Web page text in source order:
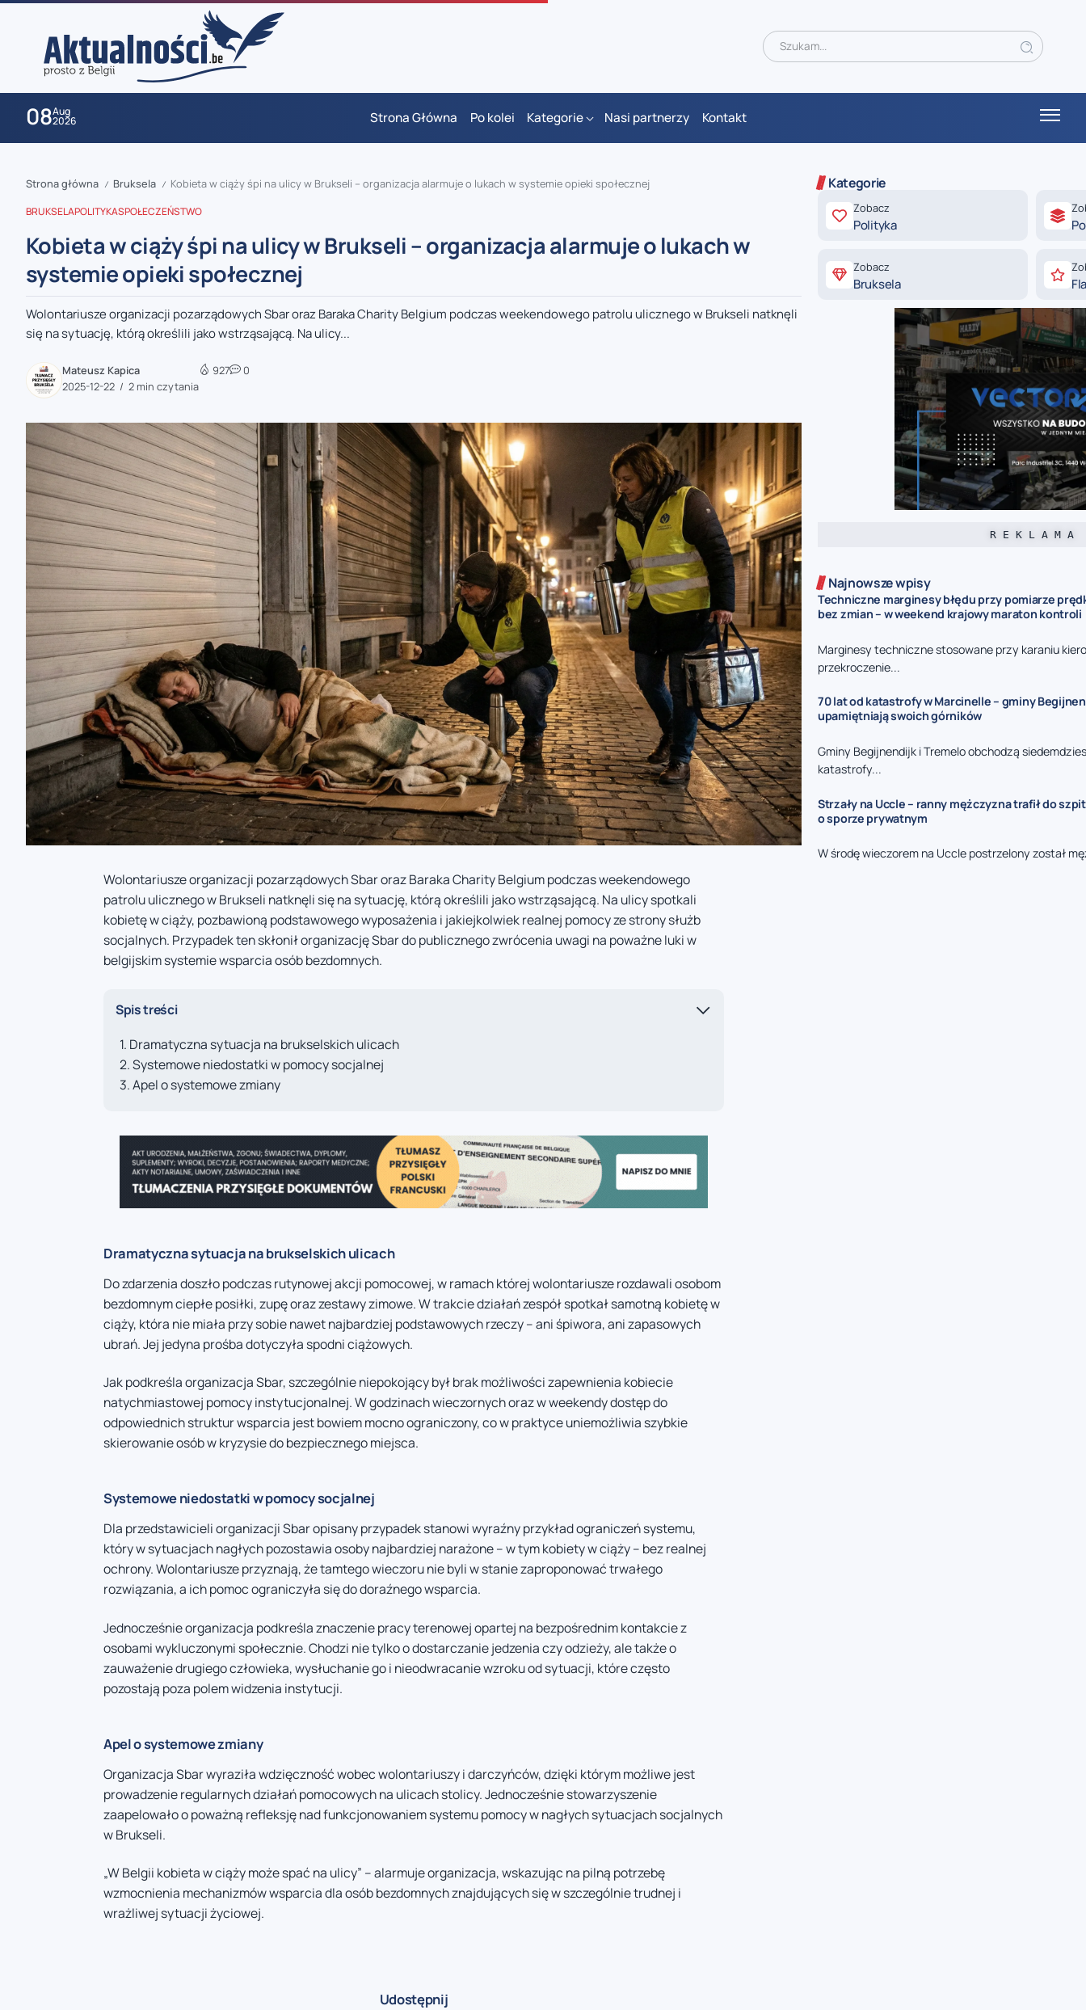
08Aug
2026 Strona Główna Po kolei Kategorie Nasi partnerzy Kontakt
zaobserwuj nas
zaobserwuj nas
zaobserwuj nas
zaobserwuj nas
zaobserwuj nas
Strona główna / Bruksela / Kobieta w ciąży śpi na ulicy w Brukseli – organizacja alarmuje o lukach w systemie opieki społecznej
BRUKSELAPOLITYKASPOŁECZEŃSTWO
Kobieta w ciąży śpi na ulicy w Brukseli – organizacja alarmuje o lukach w
systemie opieki społecznej
Wolontariusze organizacji pozarządowych Sbar oraz Baraka Charity Belgium podczas weekendowego patrolu ulicznego w Brukseli natknęli
się na sytuację, którą określili jako wstrząsającą. Na ulicy...
Mateusz Kapica
2025-12-22
2 min czytania
927 0
Wolontariusze organizacji pozarządowych Sbar oraz Baraka Charity Belgium podczas weekendowego
patrolu ulicznego w Brukseli natknęli się na sytuację, którą określili jako wstrząsającą. Na ulicy spotkali
kobietę w ciąży, pozbawioną podstawowego wyposażenia i jakiejkolwiek realnej pomocy ze strony służb
socjalnych. Przypadek ten skłonił organizację Sbar do publicznego zwrócenia uwagi na poważne luki w
belgijskim systemie wsparcia osób bezdomnych.
Spis treści
Dramatyczna sytuacja na brukselskich ulicach
Systemowe niedostatki w pomocy socjalnej
Apel o systemowe zmiany
Dramatyczna sytuacja na brukselskich ulicach
Do zdarzenia doszło podczas rutynowej akcji pomocowej, w ramach której wolontariusze rozdawali osobom
bezdomnym ciepłe posiłki, zupę oraz zestawy zimowe. W trakcie działań zespół spotkał samotną kobietę w
ciąży, która nie miała przy sobie nawet najbardziej podstawowych rzeczy – ani śpiwora, ani zapasowych
ubrań. Jej jedyna prośba dotyczyła spodni ciążowych.
Jak podkreśla organizacja Sbar, szczególnie niepokojący był brak możliwości zapewnienia kobiecie
natychmiastowej pomocy instytucjonalnej. W godzinach wieczornych oraz w weekendy dostęp do
odpowiednich struktur wsparcia jest bowiem mocno ograniczony, co w praktyce uniemożliwia szybkie
skierowanie osób w kryzysie do bezpiecznego miejsca.
Systemowe niedostatki w pomocy socjalnej
Dla przedstawicieli organizacji Sbar opisany przypadek stanowi wyraźny przykład ograniczeń systemu,
który w sytuacjach nagłych pozostawia osoby najbardziej narażone – w tym kobiety w ciąży – bez realnej
ochrony. Wolontariusze przyznają, że tamtego wieczoru nie byli w stanie zaproponować trwałego
rozwiązania, a ich pomoc ograniczyła się do doraźnego wsparcia.
Jednocześnie organizacja podkreśla znaczenie pracy terenowej opartej na bezpośrednim kontakcie z
osobami wykluczonymi społecznie. Chodzi nie tylko o dostarczanie jedzenia czy odzieży, ale także o
zauważenie drugiego człowieka, wysłuchanie go i nieodwracanie wzroku od sytuacji, które często
pozostają poza polem widzenia instytucji.
Apel o systemowe zmiany
Organizacja Sbar wyraziła wdzięczność wobec wolontariuszy i darczyńców, dzięki którym możliwe jest
prowadzenie regularnych działań pomocowych na ulicach stolicy. Jednocześnie stowarzyszenie
zaapelowało o poważną refleksję nad funkcjonowaniem systemu pomocy w nagłych sytuacjach socjalnych
w Brukseli.
„W Belgii kobieta w ciąży może spać na ulicy” – alarmuje organizacja, wskazując na pilną potrzebę
wzmocnienia mechanizmów wsparcia dla osób bezdomnych znajdujących się w szczególnie trudnej i
wrażliwej sytuacji życiowej.
Udostępnij
Kategorie
Zobacz
Polityka
Zobacz
Bruksela
R E K L A M A
Najnowsze wpisy
Techniczne marginesy błędu przy pomiarze
bez zmian – w weekend krajowy maraton kontroli
Marginesy techniczne stosowane przy karaniu
przekroczenie...
70 lat od katastrofy w Marcinelle – gminy
upamiętniają swoich górników
Gminy Begijnendijk i Tremelo obchodzą
katastrofy...
Strzały na Uccle – ranny mężczyzna trafił do
o sporze prywatnym
W środę wieczorem na Uccle postrzelony został